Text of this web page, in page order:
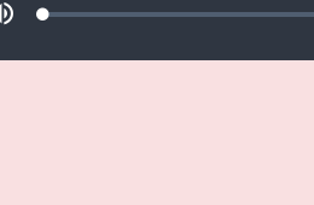
MuteLoaded: